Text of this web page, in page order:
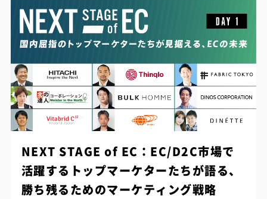
NEXT STAGE of EC：EC/D2C市場で
活躍するトップマーケターたちが語る、
勝ち残るためのマーケティング戦略